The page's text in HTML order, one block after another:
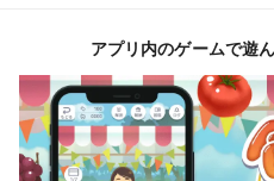
アプリ内のゲームで遊